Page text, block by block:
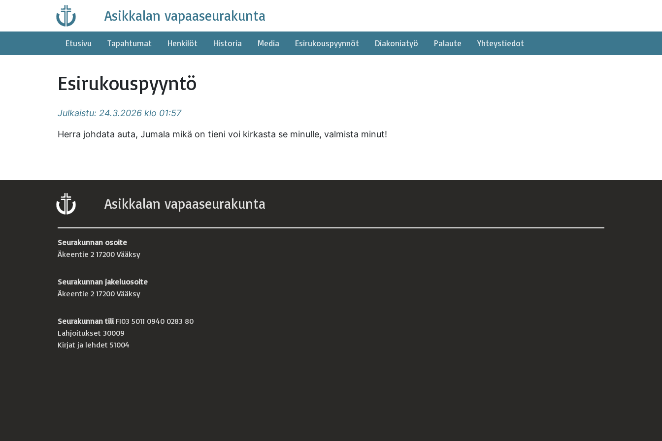
content
Asikkalan vapaaseurakunta
Etusivu Tapahtumat Henkilöt Historia Media Esirukouspyynnöt Diakoniatyö Palaute Yhteystiedot
Esirukouspyyntö
Julkaistu: 24.3.2026 klo 01:57
Herra johdata auta, Jumala mikä on tieni voi kirkasta se minulle, valmista minut!
Asikkalan vapaaseurakunta
Seurakunnan osoite
Äkeentie 2 17200 Vääksy
Seurakunnan jakeluosoite
Äkeentie 2 17200 Vääksy
Seurakunnan tili FI03 5011 0940 0283 80
Lahjoitukset 30009
Kirjat ja lehdet 51004